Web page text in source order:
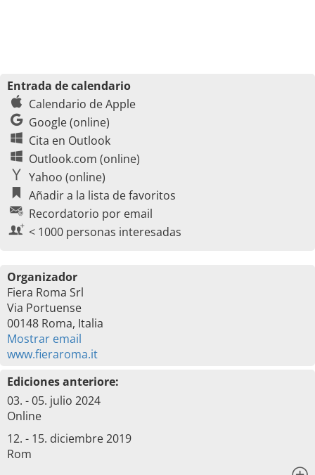
Entrada de calendario
Calendario de Apple
Google (online)
Cita en Outlook
Outlook.com (online)
Yahoo (online)
Añadir a la lista de favoritos
Recordatorio por email
< 1000 personas interesadas
Organizador
Fiera Roma Srl
Via Portuense
00148 Roma, Italia
Mostrar email
www.fieraroma.it
Ediciones anteriore:
03. - 05. julio 2024
Online
12. - 15. diciembre 2019
Rom